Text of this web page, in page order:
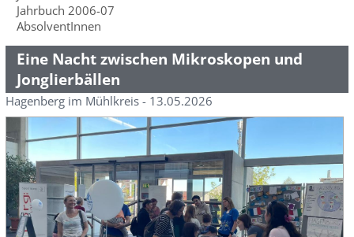
Jahrbuch 2006-07
AbsolventInnen
Eine Nacht zwischen Mikroskopen und
Jonglierbällen
Hagenberg im Mühlkreis - 13.05.2026